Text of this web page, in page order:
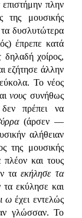
επιστήμην πλην
της μουσικής
τα δυσλυτώτερα
έπρεπε κατά
δηλαδή χοίρος,
εζήτησε άλλην
εύκολα. Το νέος
νους συνήθως
δεν πρέπει να
(άρσεν —
αλήθειαν
της μουσικής
πλέον και τους
ταεκήλησε τα
τα εκύλησε και
ω έχει εντελώς
γλώσσαν. Το